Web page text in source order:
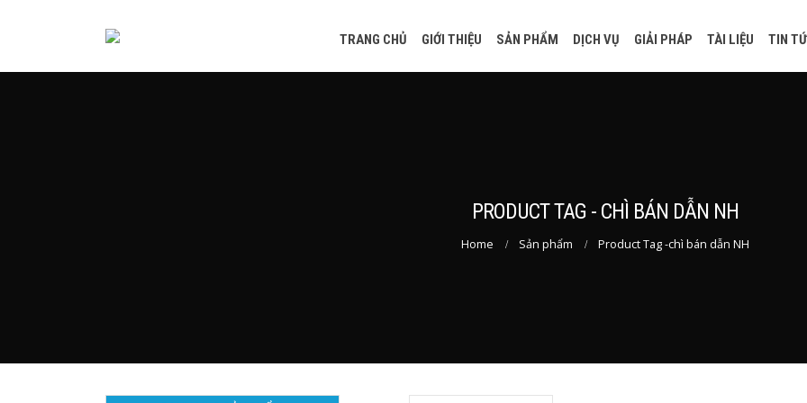
TRANG CHỦ GIỚI THIỆU SẢN PHẨM DỊCH VỤ GIẢI PHÁP TÀI LIỆU TIN
PRODUCT TAG - CHÌ BÁN DẪN NH
Home Sản phẩm Product Tag -chì bán dẫn NH